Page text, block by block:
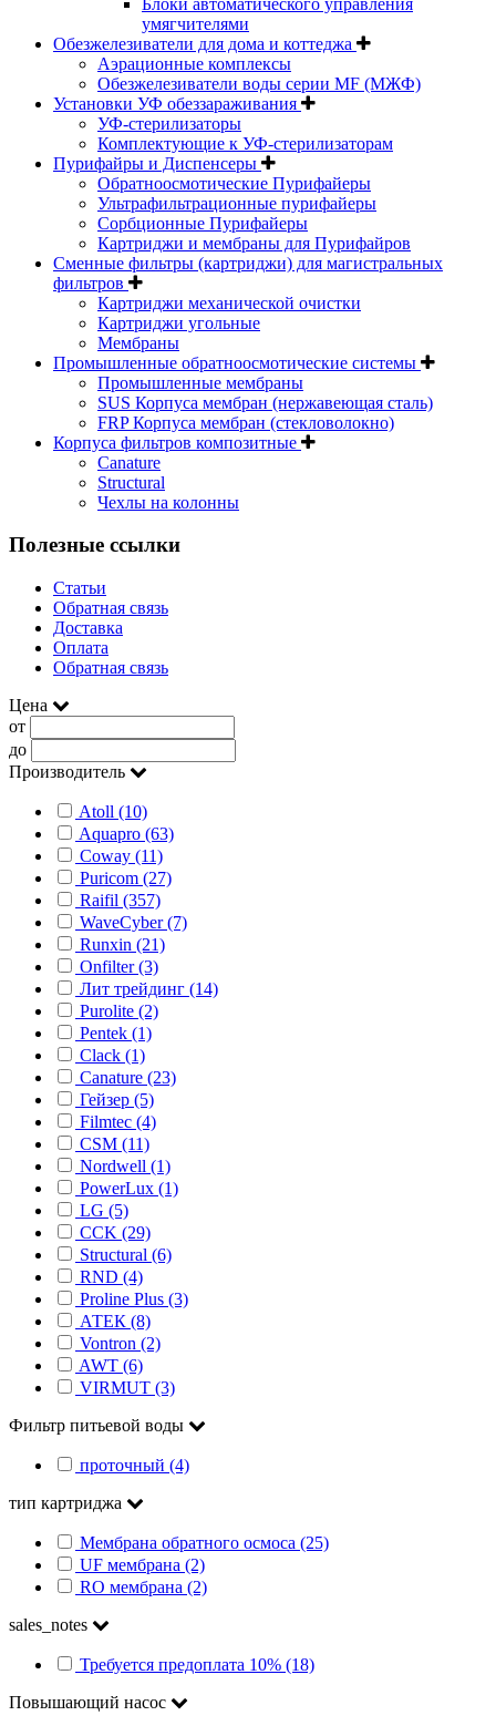
умягчителями
Обезжелезиватели для дома и коттеджа
Аэрационные комплексы
Обезжелезиватели воды серии MF (МЖФ)
Установки УФ обеззараживания
УФ-стерилизаторы
Комплектующие к УФ-стерилизаторам
Пурифайры и Диспенсеры
Обратноосмотические Пурифайеры
Ультрафильтрационные пурифайеры
Сорбционные Пурифайеры
Картриджи и мембраны для Пурифайров
Сменные фильтры (картриджи) для магистральных
фильтров
Картриджи механической очистки
Картриджи угольные
Мембраны
Промышленные обратноосмотические системы
Промышленные мембраны
SUS Корпуса мембран (нержавеющая сталь)
FRP Корпуса мембран (стекловолокно)
Корпуса фильтров композитные
Canature
Structural
Чехлы на колонны
Полезные ссылки
Статьи
Обратная связь
Доставка
Оплата
Обратная связь
Цена
от
до
Производитель
Atoll (10)
Aquapro (63)
Coway (11)
Puricom (27)
Raifil (357)
WaveCyber (7)
Runxin (21)
Onfilter (3)
Лит трейдинг (14)
Purolite (2)
Pentek (1)
Clack (1)
Canature (23)
Гейзер (5)
Filmtec (4)
CSM (11)
Nordwell (1)
PowerLux (1)
LG (5)
CCK (29)
Structural (6)
RND (4)
Proline Plus (3)
АТЕК (8)
Vontron (2)
AWT (6)
VIRMUT (3)
Фильтр питьевой воды
проточный (4)
тип картриджа
Мембрана обратного осмоса (25)
UF мембрана (2)
RO мембрана (2)
sales_notes
Требуется предоплата 10% (18)
Повышающий насос